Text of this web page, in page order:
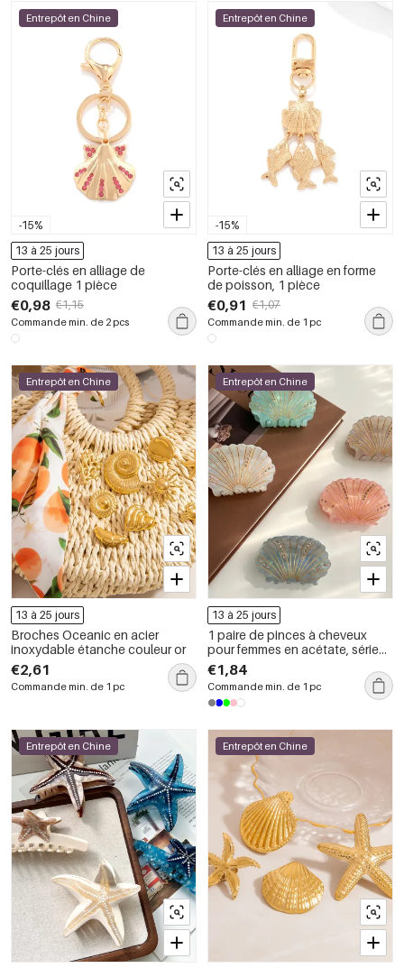
-15%
Entrepôt en Chine
13 à 25 jours
Porte-clés en alliage de
coquillage 1 pièce
€0,98 €1,15
Commande min. de 2 pcs
-15%
Entrepôt en Chine
13 à 25 jours
Porte-clés en alliage en forme
de poisson, 1 pièce
€0,91 €1,07
Commande min. de 1 pc
Entrepôt en Chine
13 à 25 jours
Broches Oceanic en acier
inoxydable étanche couleur or
€2,61
Commande min. de 1 pc
Entrepôt en Chine
13 à 25 jours
1 paire de pinces à cheveux
pour femmes en acétate, série
Simple, style décontracté, motif
tortue
€1,84
Commande min. de 1 pc
Entrepôt en Chine Entrepôt en Chine